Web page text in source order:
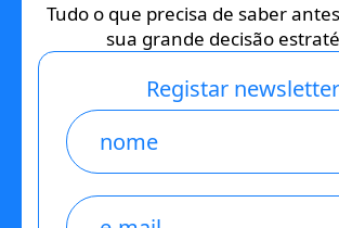
Tudo o que precisa de saber
sua grande decisão
Registar newsletter
Name
E-